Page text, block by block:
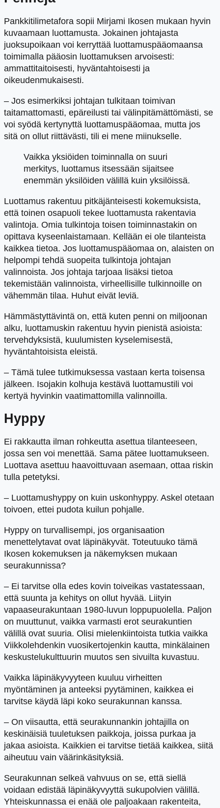
Pankkitilimetafora sopii Mirjami Ikosen mukaan hyvin
kuvaamaan luottamusta. Jokainen johtajasta
juoksupoikaan voi kerryttää luottamuspääomaansa
toimimalla pääosin luottamuksen arvoisesti:
ammattitaitoisesti, hyväntahtoisesti ja
oikeudenmukaisesti.
– Jos esimerkiksi johtajan tulkitaan toimivan
taitamattomasti, epäreilusti tai välinpitämättömästi, se
voi syödä kertynyttä luottamuspääomaa, mutta jos
sitä on ollut riittävästi, tili ei mene miinukselle.
Vaikka yksiöiden toiminnalla on suuri
merkitys, luottamus itsessään sijaitsee
enemmän yksilöiden välillä kuin yksilöissä.
Luottamus rakentuu pitkäjänteisesti kokemuksista,
että toinen osapuoli tekee luottamusta rakentavia
valintoja. Omia tulkintoja toisen toiminnastakin on
opittava kyseenlaistamaan. Kellään ei ole tilanteista
kaikkea tietoa. Jos luottamuspääomaa on, alaisten on
helpompi tehdä suopeita tulkintoja johtajan
valinnoista. Jos johtaja tarjoaa lisäksi tietoa
tekemistään valinnoista, virheellisille tulkinnoille on
vähemmän tilaa. Huhut eivät leviä.
Hämmästyttävintä on, että kuten penni on miljoonan
alku, luottamuskin rakentuu hyvin pienistä asioista:
tervehdyksistä, kuulumisten kyselemisestä,
hyväntahtoisista eleistä.
– Tämä tulee tutkimuksessa vastaan kerta toisensa
jälkeen. Isojakin kolhuja kestävä luottamustili voi
kertyä hyvinkin vaatimattomilla valinnoilla.
Hyppy
Ei rakkautta ilman rohkeutta asettua tilanteeseen,
jossa sen voi menettää. Sama pätee luottamukseen.
Luottava asettuu haavoittuvaan asemaan, ottaa riskin
tulla petetyksi.
– Luottamushyppy on kuin uskonhyppy. Askel otetaan
toivoen, ettei pudota kuilun pohjalle.
Hyppy on turvallisempi, jos organisaation
menettelytavat ovat läpinäkyvät. Toteutuuko tämä
Ikosen kokemuksen ja näkemyksen mukaan
seurakunnissa?
– Ei tarvitse olla edes kovin toiveikas vastatessaan,
että suunta ja kehitys on ollut hyvää. Liityin
vapaaseurakuntaan 1980-luvun loppupuolella. Paljon
on muuttunut, vaikka varmasti erot seurakuntien
välillä ovat suuria. Olisi mielenkiintoista tutkia vaikka
Viikkolehdenkin vuosikertojenkin kautta, minkälainen
keskustelukulttuurin muutos sen sivuilta kuvastuu.
Vaikka läpinäkyvyyteen kuuluu virheitten
myöntäminen ja anteeksi pyytäminen, kaikkea ei
tarvitse käydä läpi koko seurakunnan kanssa.
– On viisautta, että seurakunnankin johtajilla on
keskinäisiä tuuletuksen paikkoja, joissa purkaa ja
jakaa asioista. Kaikkien ei tarvitse tietää kaikkea, siitä
aiheutuu vain väärinkäsityksiä.
Seurakunnan selkeä vahvuus on se, että siellä
voidaan edistää läpinäkyvyyttä sukupolvien välillä.
Yhteiskunnassa ei enää ole paljoakaan rakenteita,